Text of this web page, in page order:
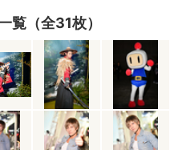
覧（全31枚）